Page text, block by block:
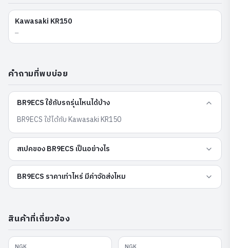
Kawasaki KR150
—
คำถามที่พบบ่อย
BR9ECS ใช้กับรถรุ่นไหนได้บ้าง
BR9ECS ใช้ได้กับ Kawasaki KR150
สเปคของ BR9ECS เป็นอย่างไร
BR9ECS ราคาเท่าไหร่ มีค่าจัดส่งไหม
สินค้าที่เกี่ยวข้อง